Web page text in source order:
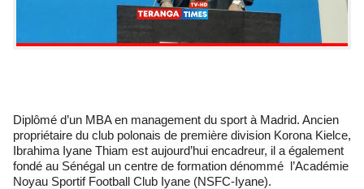
Diplômé d’un MBA en management du sport à Madrid. Ancien
propriétaire du club polonais de première division Korona Kielce,
Ibrahima Iyane Thiam est aujourd’hui encadreur, il a également
fondé au Sénégal un centre de formation dénommé l’Académie
Noyau Sportif Football Club Iyane (NSFC-Iyane).